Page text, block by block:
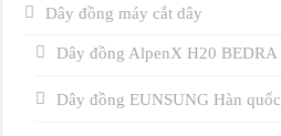
Dây đồng máy cắt dây
Dây đồng AlpenX H20 BEDRA
Dây đồng EUNSUNG Hàn quốc